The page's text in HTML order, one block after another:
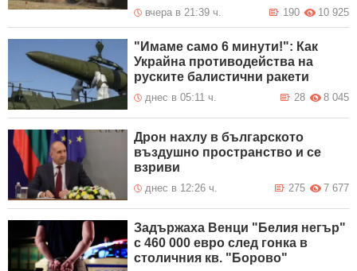
вчера в 21:39 ч. 10 925
190
"Имаме само 6 минути!": Как
Украйна противодейства на
руските балистични ракети
днес в 05:11 ч. 8 045
28
Дрон нахлу в българското
въздушно пространство и се
взриви
днес в 12:26 ч. 7 677
275
Задържаха Венци "Белия негър"
с 460 000 евро след гонка в
столичния кв. "Борово"